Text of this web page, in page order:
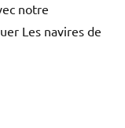
notre
Les navires de